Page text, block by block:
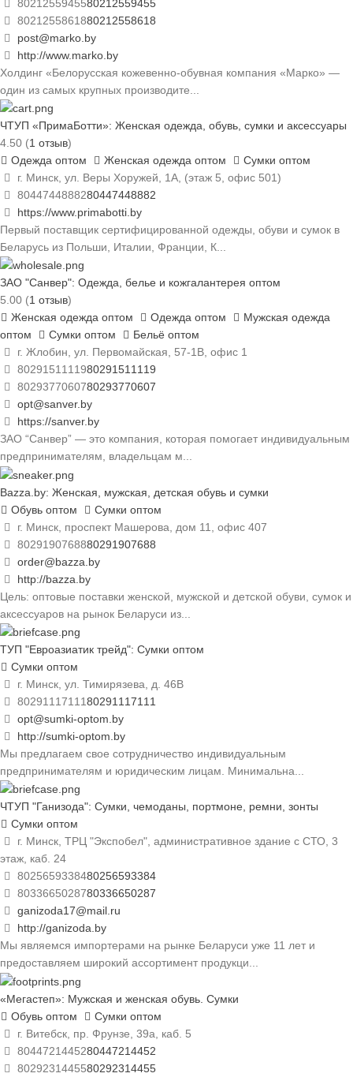
8021255945580212559455
8021255861880212558618
post@marko.by
http://www.marko.by
Холдинг «Белорусская кожевенно-обувная компания «Марко» —
один из самых крупных производите...
ЧТУП «ПримаБотти»: Женская одежда, обувь, сумки и аксессуары
4.50 (1 отзыв)
Одежда оптом
Женская одежда оптом
Сумки оптом
г. Минск, ул. Веры Хоружей, 1А, (этаж 5, офис 501)
8044744888280447448882
https://www.primabotti.by
Первый поставщик сертифицированной одежды, обуви и сумок в
Беларусь из Польши, Италии, Франции, К...
ЗАО "Санвер": Одежда, белье и кожгалантерея оптом
5.00 (1 отзыв)
Женская одежда оптом
Одежда оптом
Мужская одежда
оптом
Сумки оптом
Бельё оптом
г. Жлобин, ул. Первомайская, 57-1В, офис 1
8029151111980291511119
8029377060780293770607
opt@sanver.by
https://sanver.by
ЗАО “Санвер” — это компания, которая помогает индивидуальным
предпринимателям, владельцам м...
Bazza.by: Женская, мужская, детская обувь и сумки
Обувь оптом
Сумки оптом
г. Минск, проспект Машерова, дом 11, офис 407
8029190768880291907688
order@bazza.by
http://bazza.by
Цель: оптовые поставки женской, мужской и детской обуви, сумок и
аксессуаров на рынок Беларуси из...
ТУП "Евроазиатик трейд": Сумки оптом
Сумки оптом
г. Минск, ул. Тимирязева, д. 46В
8029111711180291117111
opt@sumki-optom.by
http://sumki-optom.by
Мы предлагаем свое сотрудничество индивидуальным
предпринимателям и юридическим лицам. Минимальна...
ЧТУП "Ганизода": Сумки, чемоданы, портмоне, ремни, зонты
Сумки оптом
г. Минск, ТРЦ "Экспобел", административное здание с СТО, 3
этаж, каб. 24
8025659338480256593384
8033665028780336650287
ganizoda17@mail.ru
http://ganizoda.by
Мы являемся импортерами на рынке Беларуси уже 11 лет и
предоставляем широкий ассортимент продукци...
«Мегастеп»: Мужская и женская обувь. Сумки
Обувь оптом
Сумки оптом
г. Витебск, пр. Фрунзе, 39а, каб. 5
8044721445280447214452
8029231445580292314455